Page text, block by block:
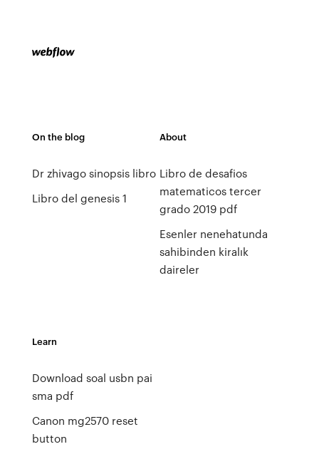
On the blog
Dr zhivago sinopsis libro
Libro del genesis 1
About
Libro de desafios
matematicos tercer
grado 2019 pdf
Esenler nenehatunda
sahibinden kiralık
daireler
Learn
Download soal usbn pai
sma pdf
Canon mg2570 reset
button